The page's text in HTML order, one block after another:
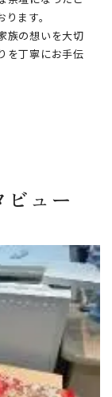
ます。
族の想いを大切
を丁寧にお手伝
ュー